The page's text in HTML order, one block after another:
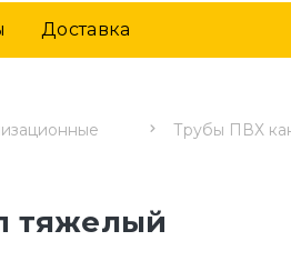
Доставка
Трубы ПВХ
тяжелый